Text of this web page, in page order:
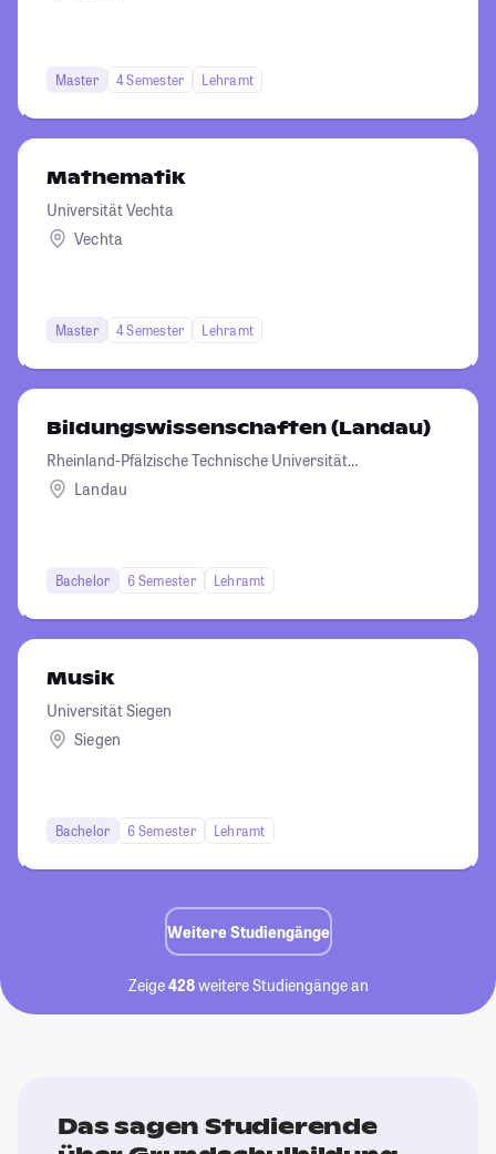
Master 4 Semester Lehramt
Mathematik
Universität Vechta
Vechta
Master 4 Semester Lehramt
Bildungswissenschaften (Landau)
Rheinland-Pfälzische Technische Universität
Kaiserslautern-Landau
Landau
Bachelor 6 Semester Lehramt
Musik
Universität Siegen
Siegen
Bachelor 6 Semester Lehramt
Weitere Studiengänge
Zeige428weitere Studiengänge an
Das sagen Studierende